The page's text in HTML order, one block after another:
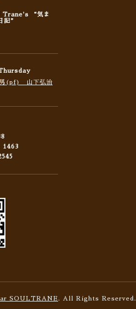
Trane's “気ま
記”
男(pf) 山下弘治
1463
SOULTRANE . All Rights Reserved.